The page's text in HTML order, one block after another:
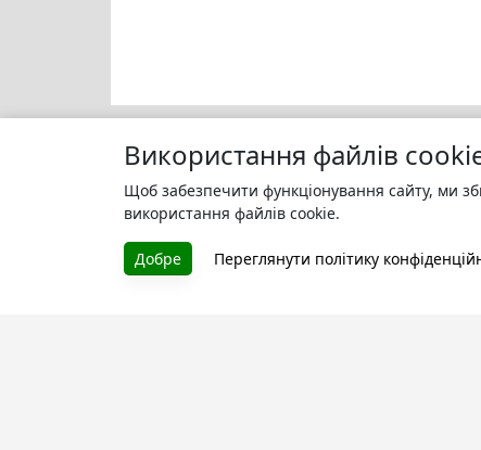
Використання файлів
Щоб забезпечити функціонування сайту, ми
використання файлів cookie.
Добре Переглянути політику
БУКУРУК
Літературна платформа і бібліотека
книг, які можна безкоштовно
Моя